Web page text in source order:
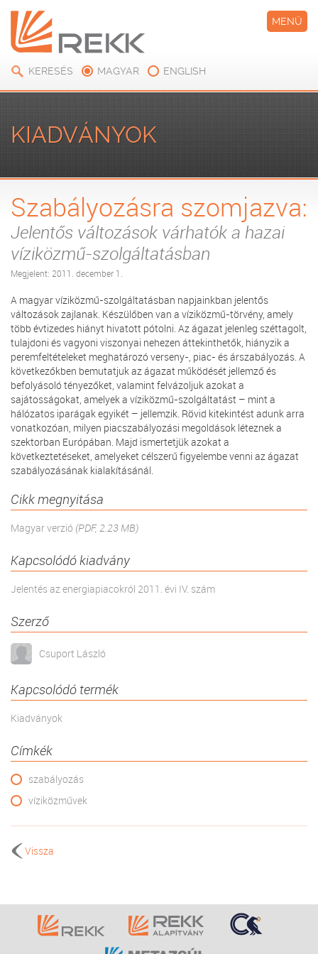
KERESÉS MAGYAR ENGLISH
MENÜ
KIADVÁNYOK
Szabályozásra szomjazva:
Jelentős változások várhatók a hazai
víziközmű-szolgáltatásban
Megjelent: 2011. december 1.
A magyar víziközmű-szolgáltatásban napjainkban jelentős
változások zajlanak. Készülőben van a víziközmű-törvény, amely
több évtizedes hiányt hivatott pótolni. Az ágazat jelenleg széttagolt,
tulajdoni és vagyoni viszonyai nehezen áttekinthetők, hiányzik a
peremfeltételeket meghatározó verseny-, piac- és árszabályozás. A
következőkben bemutatjuk az ágazat működését jellemző és
befolyásoló tényezőket, valamint felvázoljuk azokat a
sajátosságokat, amelyek a víziközmű-szolgáltatást – mint a
hálózatos iparágak egyikét – jellemzik. Rövid kitekintést adunk arra
vonatkozóan, milyen piacszabályozási megoldások léteznek a
szektorban Európában. Majd ismertetjük azokat a
következtetéseket, amelyeket célszerű figyelembe venni az ágazat
szabályozásának kialakításánál.
Cikk megnyitása
Magyar verzió (PDF, 2.23 MB)
Kapcsolódó kiadvány
Jelentés az energiapiacokról 2011. évi IV. szám
Szerző
Csuport László
Kapcsolódó termék
Kiadványok
Címkék
szabályozás
víziközművek
Vissza